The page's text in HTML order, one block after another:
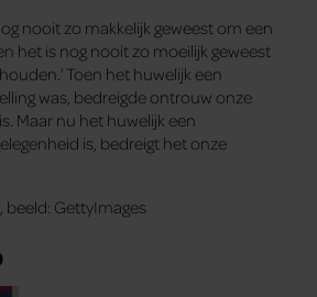
nooit zo makkelijk geweest om een
het is nog nooit zo moeilijk geweest
Toen het huwelijk een
was, bedreigde ontrouw onze
Maar nu het huwelijk een
is, bedreigt het onze
beeld: GettyImages